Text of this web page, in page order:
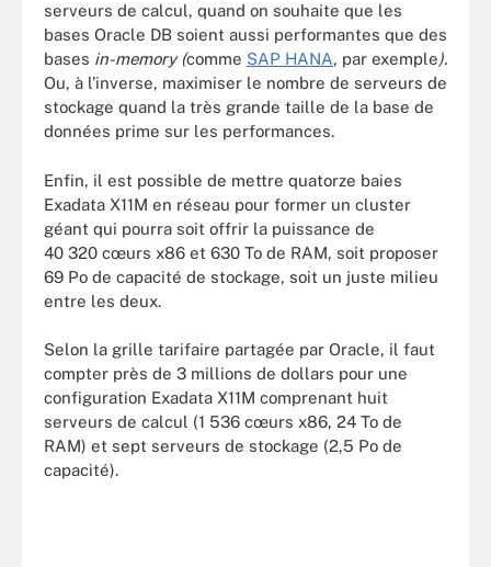
serveurs de calcul, quand on souhaite que les
bases Oracle DB soient aussi performantes que des
bases in-memory (comme SAP HANA, par exemple).
Ou, à l’inverse, maximiser le nombre de serveurs de
stockage quand la très grande taille de la base de
données prime sur les performances.
Enfin, il est possible de mettre quatorze baies
Exadata X11M en réseau pour former un cluster
géant qui pourra soit offrir la puissance de
40 320 cœurs x86 et 630 To de RAM, soit proposer
69 Po de capacité de stockage, soit un juste milieu
entre les deux.
Selon la grille tarifaire partagée par Oracle, il faut
compter près de 3 millions de dollars pour une
configuration Exadata X11M comprenant huit
serveurs de calcul (1 536 cœurs x86, 24 To de
RAM) et sept serveurs de stockage (2,5 Po de
capacité).